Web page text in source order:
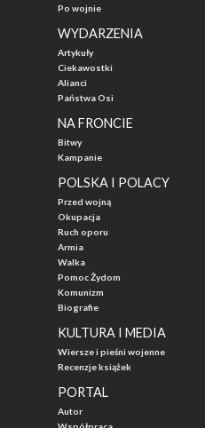
Po wojnie
WYDARZENIA
Artykuły
Ciekawostki
Alianci
Państwa Osi
NA FRONCIE
Bitwy
Kampanie
POLSKA I POLACY
Przed wojną
Okupacja
Ruch oporu
Armia
Walka
Pomoc Żydom
Komunizm
Biografie
KULTURA I MEDIA
Wiersze i pieśni wojenne
Recenzje książek
PORTAL
Autor